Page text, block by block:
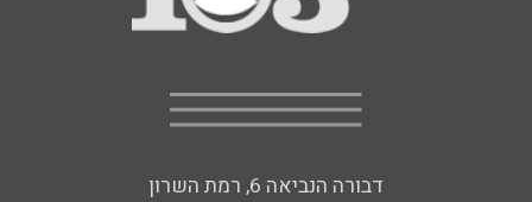
דבורה הנביאה 6, רמת השרון